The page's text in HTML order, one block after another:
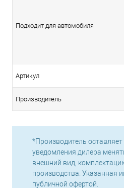
Подходит для автомобиля
Артикул
Производитель
*Производитель
уведомления дилера
внешний вид,
производства. Указанная
публичной офертой.